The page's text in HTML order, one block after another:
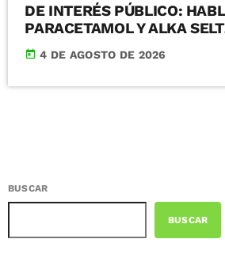
DE INTERÉS PÚBLICO:
PARACETAMOL Y ALKA
today 4 DE AGOSTO DE 2026
BUSCAR
BUSCAR